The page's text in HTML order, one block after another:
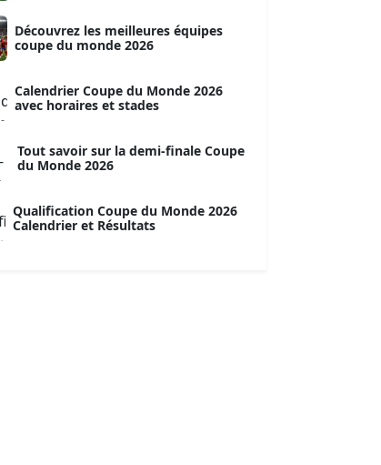
Découvrez les meilleures équipes
coupe du monde 2026
Calendrier Coupe du Monde 2026
avec horaires et stades
Tout savoir sur la demi-finale Coupe
du Monde 2026
Qualification Coupe du Monde 2026
Calendrier et Résultats